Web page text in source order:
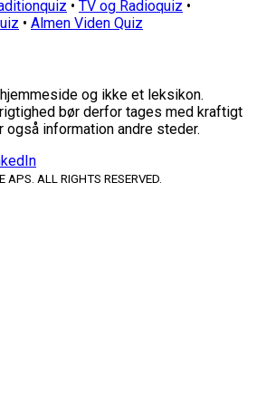
• TV og Radioquiz •
• Almen Viden Quiz
og ikke et leksikon.
bør derfor tages med kraftigt
information andre steder.
ALL RIGHTS RESERVED.